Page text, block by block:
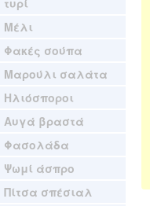
τυρί
Μέλι
Φακές σούπα
Μαρούλι σαλάτα
Ηλιόσποροι
Αυγά βραστά
Φασολάδα
Ψωμί άσπρο
Πίτσα σπέσιαλ